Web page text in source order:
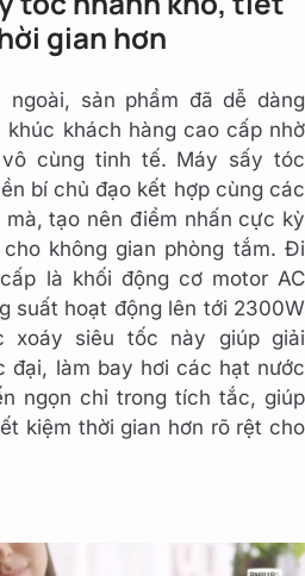
gian hơn
sản phẩm đã dễ dàng
khúc khách hàng cao cấp nhờ
cùng tinh tế. Máy sấy tóc
bí chủ đạo kết hợp cùng các
tạo nên điểm nhấn cực kỳ
không gian phòng tắm. Đi
là khối động cơ motor AC
suất hoạt động lên tới 2300W
xoáy siêu tốc này giúp giải
đại, làm bay hơi các hạt nước
ngọn chỉ trong tích tắc, giúp
kiệm thời gian hơn rõ rệt cho